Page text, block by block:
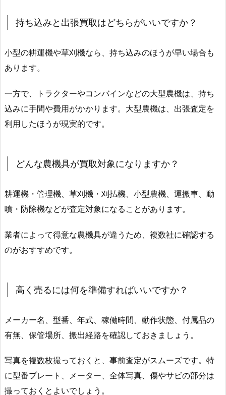
持ち込みと出張買取はどちらがいいですか？
小型の耕運機や草刈機なら、持ち込みのほうが早い場合も
あります。
一方で、トラクターやコンバインなどの大型農機は、持ち
込みに手間や費用がかかります。大型農機は、出張査定を
利用したほうが現実的です。
どんな農機具が買取対象になりますか？
耕運機・管理機、草刈機・刈払機、小型農機、運搬車、動
噴・防除機などが査定対象になることがあります。
業者によって得意な農機具が違うため、複数社に確認する
のがおすすめです。
高く売るには何を準備すればいいですか？
メーカー名、型番、年式、稼働時間、動作状態、付属品の
有無、保管場所、搬出経路を確認しておきましょう。
写真を複数枚撮っておくと、事前査定がスムーズです。特
に型番プレート、メーター、全体写真、傷やサビの部分は
撮っておくとよいでしょう。